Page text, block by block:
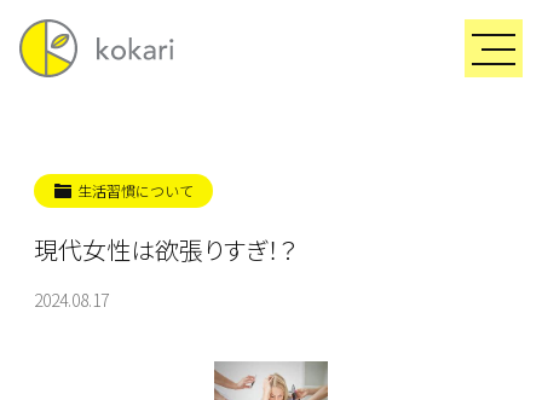
生活習慣について
現代女性は欲張りすぎ！？
2024.08.17